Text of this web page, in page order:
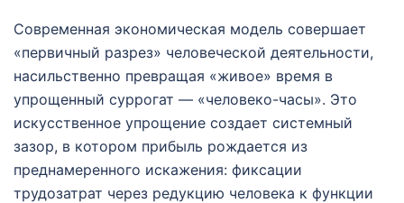
Современная экономическая модель совершает
«первичный разрез» человеческой деятельности,
насильственно превращая «живое» время в
упрощенный суррогат — «человеко-часы». Это
искусственное упрощение создает системный
зазор, в котором прибыль рождается из
преднамеренного искажения: фиксации
трудозатрат через редукцию человека к функции